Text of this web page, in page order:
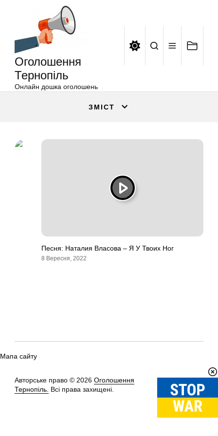
Оголошення
Тернопіль
Онлайн дошка оголошень
ЗМІСТ
Песня: Наталия Власова – Я У Твоих Ног
8 Вересня, 2022
Мапа сайту
Авторське право © 2026 Оголошення
Тернопіль. Всі права захищені.
Вгору↑